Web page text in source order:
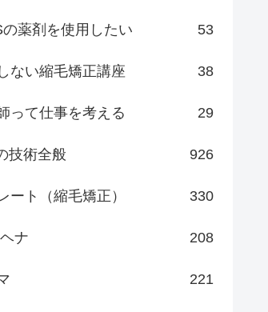
の薬剤を使用したい 53
ない縮毛矯正講座 38
って仕事を考える 29
技術全般 926
ート（縮毛矯正） 330
ナ 208
221